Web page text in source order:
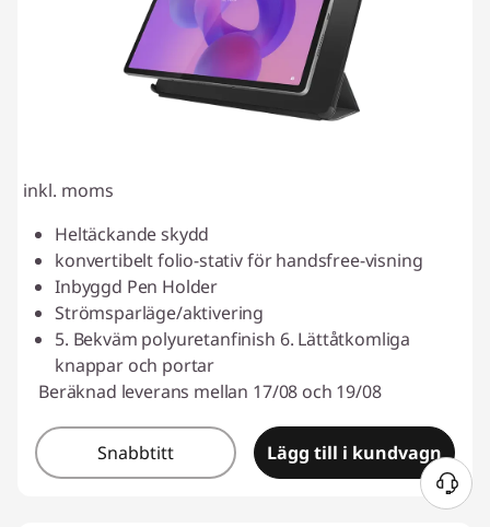
inkl. moms
Heltäckande skydd
konvertibelt folio-stativ för handsfree-visning
Inbyggd Pen Holder
Strömsparläge/aktivering
5. Bekväm polyuretanfinish 6. Lättåtkomliga
knappar och portar
Beräknad leverans mellan 17/08 och 19/08
Snabbtitt Lägg till i kundvagn